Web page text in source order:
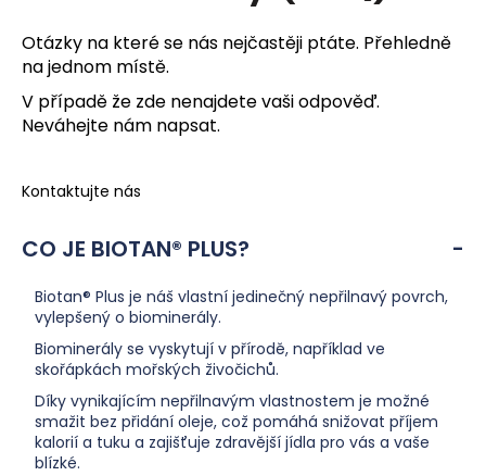
s
u
Otázky na které se nás nejčastěji ptáte. Přehledně
na jednom místě.
V případě že zde nenajdete vaši odpověď.
Neváhejte nám napsat.
Kontaktujte nás
CO JE BIOTAN® PLUS?
Biotan® Plus je náš vlastní jedinečný nepřilnavý povrch,
vylepšený o biominerály.
Biominerály se vyskytují v přírodě, například ve
skořápkách mořských živočichů.
Díky vynikajícím nepřilnavým vlastnostem je možné
smažit bez přidání oleje, což pomáhá snižovat příjem
kalorií a tuku a zajišťuje zdravější jídla pro vás a vaše
blízké.